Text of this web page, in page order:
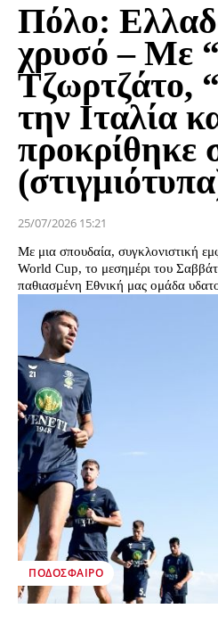
Πόλο:
χρυσό – Με
Τζωρτζάτο,
την Ιταλία
προκρίθηκε
25/07/2026 15:21
Με μια σπουδαία, συγκλονιστική
World Cup, το μεσημέρι του
παθιασμένη Εθνική μας ομάδα
ΠΟΔΌΣΦΑΙΡΟ